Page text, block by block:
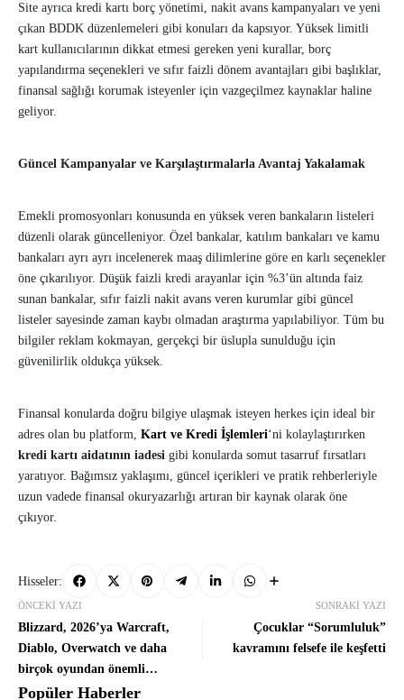
Site ayrıca kredi kartı borç yönetimi, nakit avans kampanyaları ve yeni
çıkan BDDK düzenlemeleri gibi konuları da kapsıyor. Yüksek limitli
kart kullanıcılarının dikkat etmesi gereken yeni kurallar, borç
yapılandırma seçenekleri ve sıfır faizli dönem avantajları gibi başlıklar,
finansal sağlığı korumak isteyenler için vazgeçilmez kaynaklar haline
geliyor.
Güncel Kampanyalar ve Karşılaştırmalarla Avantaj Yakalamak
Emekli promosyonları konusunda en yüksek veren bankaların listeleri
düzenli olarak güncelleniyor. Özel bankalar, katılım bankaları ve kamu
bankaları ayrı ayrı incelenerek maaş dilimlerine göre en karlı seçenekler
öne çıkarılıyor. Düşük faizli kredi arayanlar için %3’ün altında faiz
sunan bankalar, sıfır faizli nakit avans veren kurumlar gibi güncel
listeler sayesinde zaman kaybı olmadan araştırma yapılabiliyor. Tüm bu
bilgiler reklam kokmayan, gerçekçi bir üslupla sunulduğu için
güvenilirlik oldukça yüksek.
Finansal konularda doğru bilgiye ulaşmak isteyen herkes için ideal bir
adres olan bu platform, Kart ve Kredi İşlemleri‘ni kolaylaştırırken
kredi kartı aidatının iadesi gibi konularda somut tasarruf fırsatları
yaratıyor. Bağımsız yaklaşımı, güncel içerikleri ve pratik rehberleriyle
uzun vadede finansal okuryazarlığı artıran bir kaynak olarak öne
çıkıyor.
Hisseler:
ÖNCEKI YAZI
Blizzard, 2026’ya Warcraft,
Diablo, Overwatch ve daha
birçok oyundan önemli
güncellemelerin yer aldığı yeni
SONRAKI YAZI
Çocuklar “Sorumluluk”
kavramını felsefe ile keşfetti
Popüler Haberler